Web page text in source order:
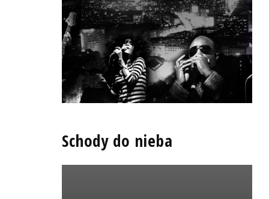
Schody do nieba